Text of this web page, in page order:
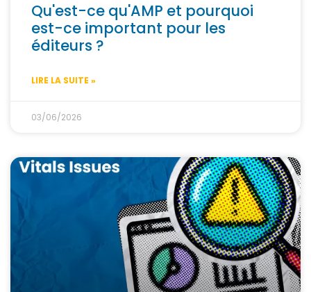
Qu'est-ce qu'AMP et pourquoi
est-ce important pour les
éditeurs ?
LIRE LA SUITE »
03/06/2026